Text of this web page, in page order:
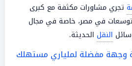
تجري مشاورات مكثفة مع كبرى
توسعات في مصر، خاصة في مجال
النقل الحديثة.
وجهة مفضلة لملياري مستهلك